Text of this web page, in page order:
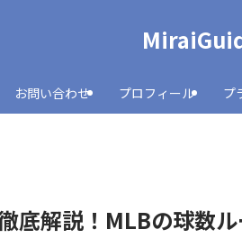
お問い合わせ プロフィール プ
底解説！MLBの球数